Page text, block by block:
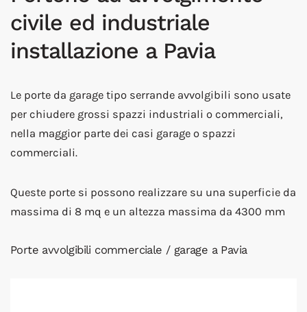
civile ed industriale
installazione a Pavia
Le porte da garage tipo serrande avvolgibili sono usate
per chiudere grossi spazzi industriali o commerciali,
nella maggior parte dei casi garage o spazzi
commerciali.
Queste porte si possono realizzare su una superficie da
massima di 8 mq e un altezza massima da 4300 mm
Porte avvolgibili commerciale / garage a Pavia